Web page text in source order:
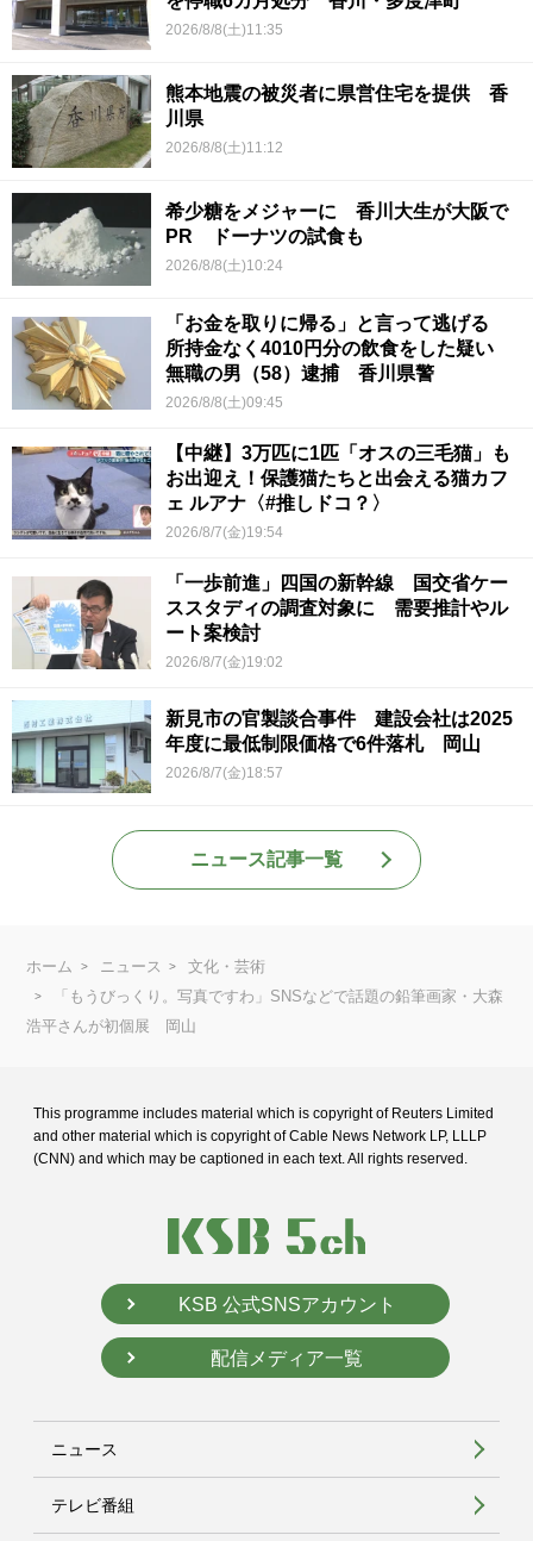
2026/8/8(土)11:35
熊本地震の被災者に県営住宅を提供 香
川県
2026/8/8(土)11:12
希少糖をメジャーに 香川大生が大阪で
PR ドーナツの試食も
2026/8/8(土)10:24
「お金を取りに帰る」と言って逃げる
所持金なく4010円分の飲食をした疑い
無職の男（58）逮捕 香川県警
2026/8/8(土)09:45
【中継】3万匹に1匹「オスの三毛猫」も
お出迎え！保護猫たちと出会える猫カフ
ェ ルアナ〈#推しドコ？〉
2026/8/7(金)19:54
「一歩前進」四国の新幹線 国交省ケー
ススタディの調査対象に 需要推計やル
ート案検討
2026/8/7(金)19:02
新見市の官製談合事件 建設会社は2025
年度に最低制限価格で6件落札 岡山
2026/8/7(金)18:57
ニュース記事一覧
ホーム ニュース
文化・芸術
「もうびっくり。写真ですわ」SNSなどで話題の鉛筆画家・大森
浩平さんが初個展 岡山
This programme includes material which is copyright of Reuters Limited
and other material which is copyright of Cable News Network LP, LLLP
(CNN) and which may be captioned in each text. All rights reserved.
KSB 公式SNSアカウント
配信メディア一覧
ニュース
テレビ番組